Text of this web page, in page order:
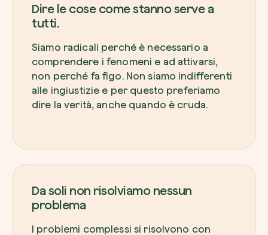
Dire le cose come stanno serve a
tutti.
Siamo radicali perché è necessario a
comprendere i fenomeni e ad attivarsi,
non perché fa figo. Non siamo indifferenti
alle ingiustizie e per questo preferiamo
dire la verità, anche quando è cruda.
Da soli non risolviamo nessun
problema
I problemi complessi si risolvono con